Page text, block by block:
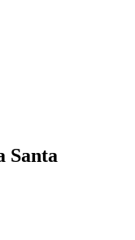
Santa